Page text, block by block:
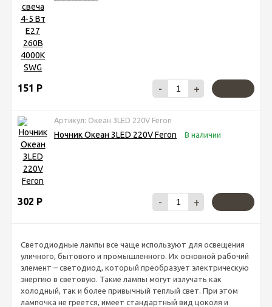
151 Р - +
Артикул: Океан 3LED 220V Feron
Ночник Океан 3LED 220V Feron В наличии
302 Р - +
Светодиодные лампы все чаще используют для освещения
уличного, бытового и промышленного. Их основной рабочий
элемент – светодиод, который преобразует электрическую
энергию в световую. Такие лампы могут излучать как
холодный, так и более привычный теплый свет. При этом
лампочка не греется, имеет стандартный вид цоколя и